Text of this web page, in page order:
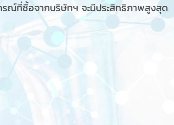
รณ์ที่ซื้อจากบริษัทฯ จะมีประสิทธิภาพสูงสุด